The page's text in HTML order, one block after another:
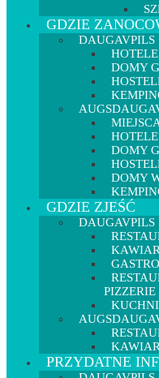
GDZIE
DAUGAVPILS
HOTELE
DOMY
HOTELE
DOMY
DOMY
GDZIE ZJEŚĆ
DAUGAVPILS
PIZZERIE
PRZYDATNE